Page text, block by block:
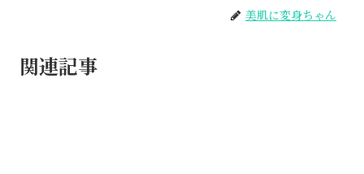
美肌に変身ちゃん
関連記事